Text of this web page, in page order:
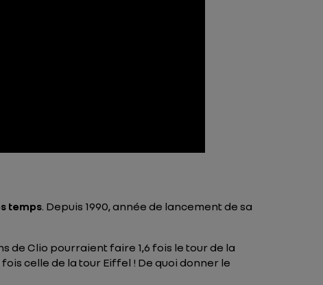
temps. Depuis 1990, année de lancement de sa
de Clio pourraient faire 1,6 fois le tour de la
celle de la tour Eiffel ! De quoi donner le